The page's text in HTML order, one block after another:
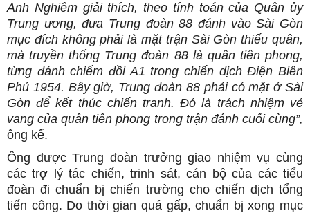
Anh Nghiêm giải thích, theo tính toán của Quân ủy
Trung ương, đưa Trung đoàn 88 đánh vào Sài Gòn
mục đích không phải là mặt trận Sài Gòn thiếu quân,
mà truyền thống Trung đoàn 88 là quân tiên phong,
từng đánh chiếm đồi A1 trong chiến dịch Điện Biên
Phủ 1954. Bây giờ, Trung đoàn 88 phải có mặt ở Sài
Gòn để kết thúc chiến tranh. Đó là trách nhiệm vẻ
vang của quân tiên phong trong trận đánh cuối cùng”,
ông kể.
Ông được Trung đoàn trưởng giao nhiệm vụ cùng
các trợ lý tác chiến, trinh sát, cán bộ của các tiểu
đoàn đi chuẩn bị chiến trường cho chiến dịch tổng
tiến công. Do thời gian quá gấp, chuẩn bị xong mục